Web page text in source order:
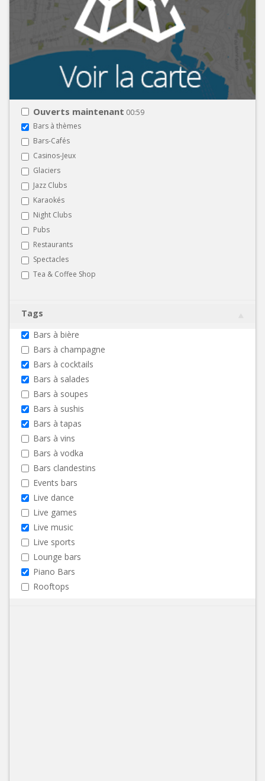
Ouverts maintenant 00:59
Bars à thèmes
Bars-Cafés
Casinos-Jeux
Glaciers
Jazz Clubs
Karaokés
Night Clubs
Pubs
Restaurants
Spectacles
Tea & Coffee Shop
Tags
Bars à bière
Bars à champagne
Bars à cocktails
Bars à salades
Bars à soupes
Bars à sushis
Bars à tapas
Bars à vins
Bars à vodka
Bars clandestins
Events bars
Live dance
Live games
Live music
Live sports
Lounge bars
Piano Bars
Rooftops